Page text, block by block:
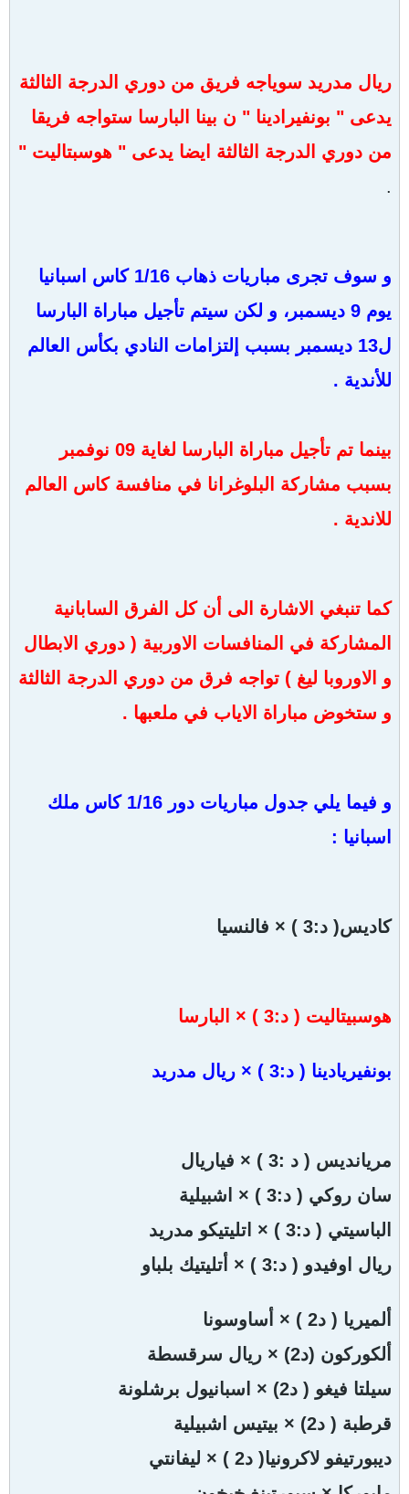
ريال مدريد سوياجه فريق من دوري الدرجة الثالثة
يدعى " بونفيرادينا " ن بينا البارسا ستواجه فريقا
من دوري الدرجة الثالثة ايضا يدعى " هوسبتاليت "
.
و سوف تجرى مباريات ذهاب 1/16 كاس اسبانيا
يوم 9 ديسمبر، و لكن سيتم تأجيل مباراة البارسا
ل13 ديسمبر بسبب إلتزامات النادي بكأس العالم
للأندية .
بينما تم تأجيل مباراة البارسا لغاية 09 نوفمبر
بسبب مشاركة البلوغرانا في منافسة كاس العالم
للاندية .
كما تنبغي الاشارة الى أن كل الفرق السابانية
المشاركة في المنافسات الاوربية ( دوري الابطال
و الاوروبا ليغ ) تواجه فرق من دوري الدرجة الثالثة
و ستخوض مباراة الاياب في ملعبها .
و فيما يلي جدول مباريات دور 1/16 كاس ملك
اسبانيا :
كاديس( د:3 ) × فالنسيا
هوسبيتاليت ( د:3 ) × البارسا
بونفيريادينا ( د:3 ) × ريال مدريد
مريانديس ( د :3 ) × فياريال
سان روكي ( د:3 ) × اشبيلية
الباسيتي ( د:3 ) × اتليتيكو مدريد
ريال اوفيدو ( د:3 ) × أتليتيك بلباو
ألميريا ( د2 ) × أساوسونا
ألكوركون (د2) × ريال سرقسطة
سيلتا فيغو ( د2) × اسبانيول برشلونة
قرطبة ( د2) × بيتيس اشبيلية
ديبورتيفو لاكرونيا( د2 ) × ليفانتي